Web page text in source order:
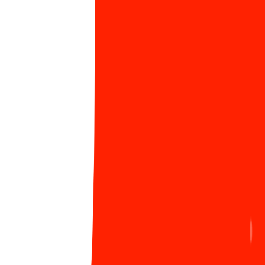
Ra mắt Secure coding guideline - “Must-read
guideline” dành cho các lập trình viên Sun*
#Viblo Code